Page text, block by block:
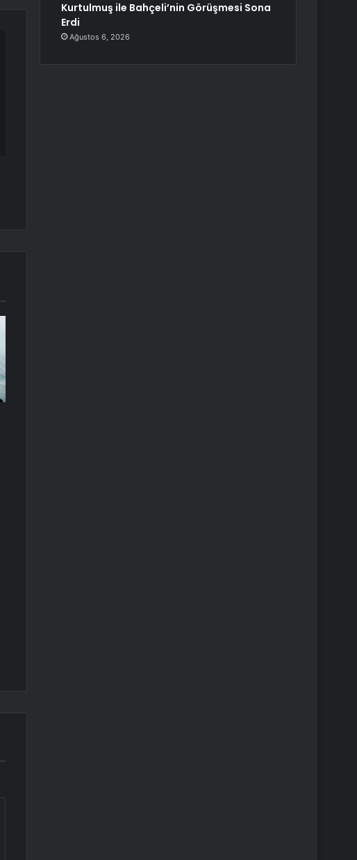
Kurtulmuş ile Bahçeli’nin Görüşmesi Sona
Erdi
Ağustos 6, 2026